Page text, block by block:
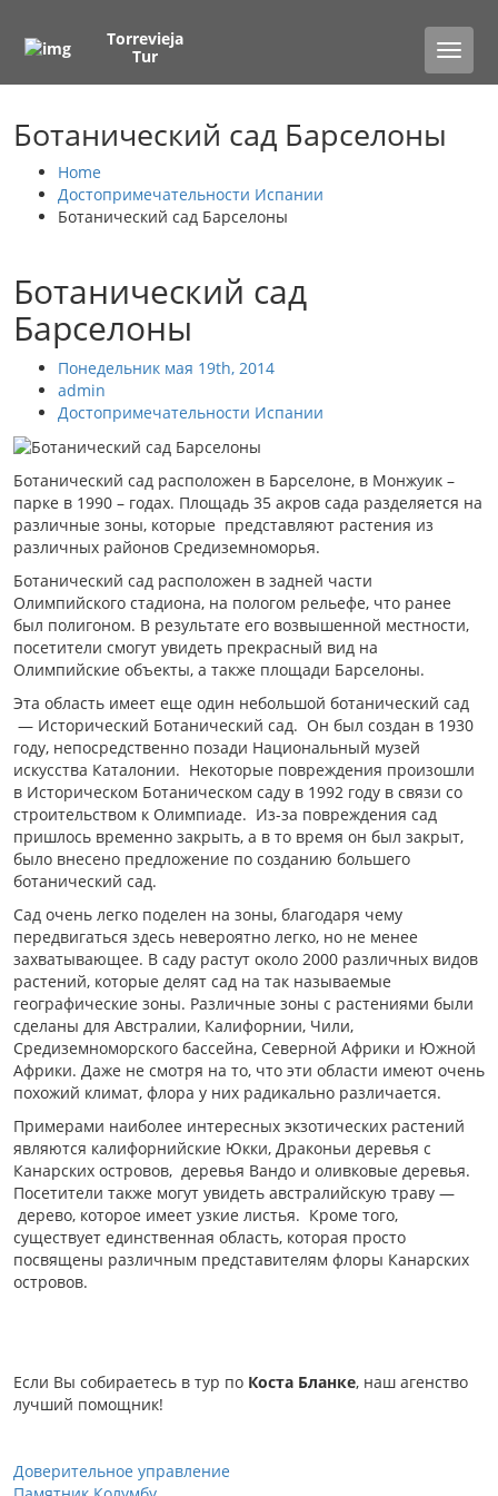
Toggle
Torrevieja
Tur
Ботанический сад Барселоны
Home
Достопримечательности Испании
Ботанический сад Барселоны
Ботанический сад
Барселоны
Понедельник мая 19th, 2014
admin
Достопримечательности Испании
Ботанический сад расположен в Барселоне, в Монжуик –
парке в 1990 – годах. Площадь 35 акров сада разделяется на
различные зоны, которые представляют растения из
различных районов Средиземноморья.
Ботанический сад расположен в задней части
Олимпийского стадиона, на пологом рельефе, что ранее
был полигоном. В результате его возвышенной местности,
посетители смогут увидеть прекрасный вид на
Олимпийские объекты, а также площади Барселоны.
Эта область имеет еще один небольшой ботанический сад
— Исторический Ботанический сад. Он был создан в 1930
году, непосредственно позади Национальный музей
искусства Каталонии. Некоторые повреждения произошли
в Историческом Ботаническом саду в 1992 году в связи со
строительством к Олимпиаде. Из-за повреждения сад
пришлось временно закрыть, а в то время он был закрыт,
было внесено предложение по созданию большего
ботанический сад.
Сад очень легко поделен на зоны, благодаря чему
передвигаться здесь невероятно легко, но не менее
захватывающее. В саду растут около 2000 различных видов
растений, которые делят сад на так называемые
географические зоны. Различные зоны с растениями были
сделаны для Австралии, Калифорнии, Чили,
Средиземноморского бассейна, Северной Африки и Южной
Африки. Даже не смотря на то, что эти области имеют очень
похожий климат, флора у них радикально различается.
Примерами наиболее интересных экзотических растений
являются калифорнийские Юкки, Драконьи деревья с
Канарских островов, деревья Вандо и оливковые деревья.
Посетители также могут увидеть австралийскую траву —
дерево, которое имеет узкие листья. Кроме того,
существует единственная область, которая просто
посвящены различным представителям флоры Канарских
островов.
Если Вы собираетесь в тур по Коста Бланке, наш агенство
лучший помощник!
Доверительное управление